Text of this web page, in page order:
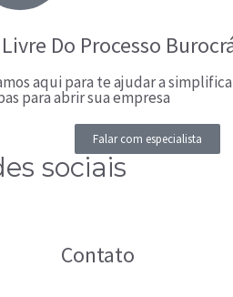
Do Processo
aqui para te ajudar a
para abrir sua empresa
Falar com especialista
sociais
Contato